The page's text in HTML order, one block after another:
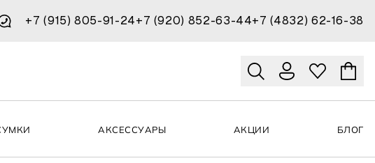
+7 (915) 805-91-24+7 (920) 852-63-44+7 (4832) 62-16-38
АКСЕССУАРЫ АКЦИИ БЛОГ